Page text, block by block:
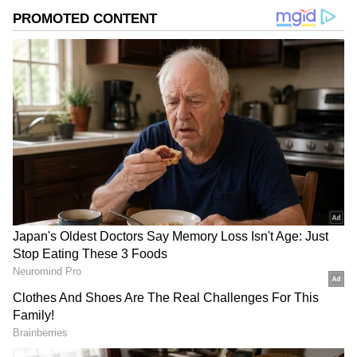
ఆర్‌పిఎఫ్ అధికారి సమయస్ఫూర్తితో వ్యవహరించడంతో ఆ
DOWNLOAD APP